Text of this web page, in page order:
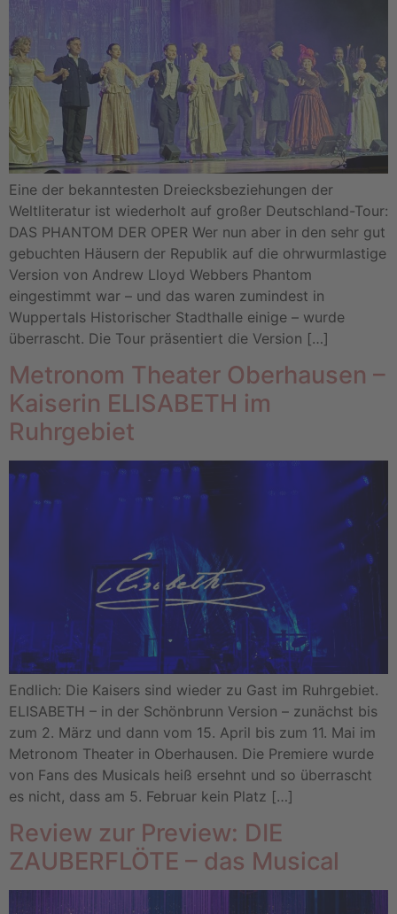
Eine der bekanntesten Dreiecksbeziehungen der
Weltliteratur ist wiederholt auf großer Deutschland-Tour:
DAS PHANTOM DER OPER Wer nun aber in den sehr gut
gebuchten Häusern der Republik auf die ohrwurmlastige
Version von Andrew Lloyd Webbers Phantom
eingestimmt war – und das waren zumindest in
Wuppertals Historischer Stadthalle einige – wurde
überrascht. Die Tour präsentiert die Version […]
Metronom Theater Oberhausen –
Kaiserin ELISABETH im
Ruhrgebiet
Endlich: Die Kaisers sind wieder zu Gast im Ruhrgebiet.
ELISABETH – in der Schönbrunn Version – zunächst bis
zum 2. März und dann vom 15. April bis zum 11. Mai im
Metronom Theater in Oberhausen. Die Premiere wurde
von Fans des Musicals heiß ersehnt und so überrascht
es nicht, dass am 5. Februar kein Platz […]
Review zur Preview: DIE
ZAUBERFLÖTE – das Musical